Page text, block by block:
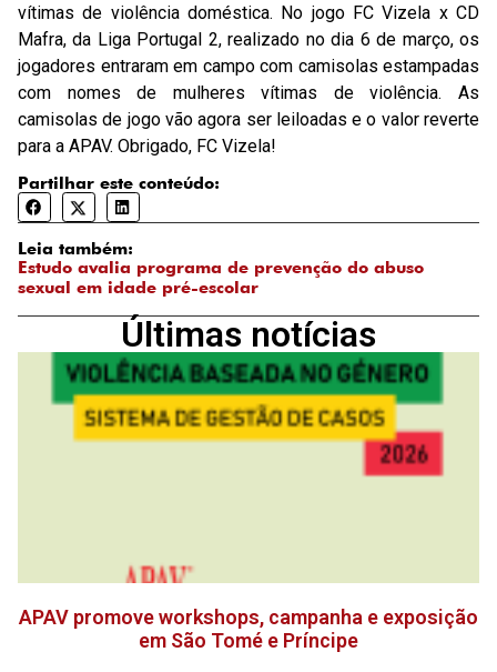
vítimas de violência doméstica. No jogo FC Vizela x CD
Mafra, da Liga Portugal 2, realizado no dia 6 de março, os
jogadores entraram em campo com camisolas estampadas
com nomes de mulheres vítimas de violência. As
camisolas de jogo vão agora ser leiloadas e o valor reverte
para a APAV. Obrigado, FC Vizela!
Partilhar este conteúdo:
Leia também:
Estudo avalia programa de prevenção do abuso
sexual em idade pré-escolar
Últimas notícias
APAV promove workshops, campanha e exposição
em São Tomé e Príncipe